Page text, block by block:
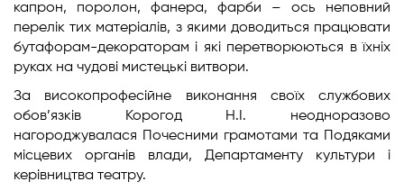
капрон, поролон, фанера, фарби – ось неповний
перелік тих матеріалів, з якими доводиться працювати
бутафорам-декораторам і які перетворюються в їхніх
руках на чудові мистецькі витвори.
За високопрофесійне виконання своїх службових
обов’язків Корогод Н.І. неодноразово
нагороджувалася Почесними грамотами та Подяками
місцевих органів влади, Департаменту культури і
керівництва театру.